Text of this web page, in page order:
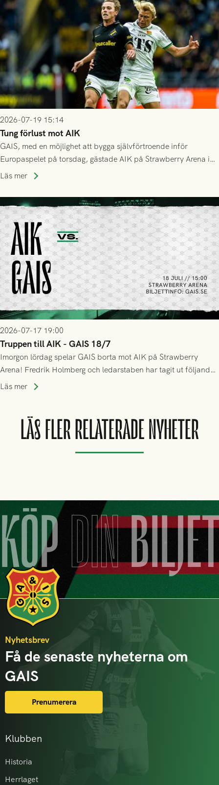
2026-07-19 15:14
Tung förlust mot AIK
GAIS, med en möjlighet att bygga självförtroende inför
Europaspelet på torsdag, gästade AIK på Strawberry Arena i
Stockholm . Men trots konstant hotande i första halvlek av
lyckades få in 2-0.
Läs mer
2026-07-17 19:00
Truppen till AIK - GAIS 18/7
Imorgon lördag spelar GAIS borta mot AIK på Strawberry
Arena! Fredrik Holmberg och ledarstaben har tagit ut följande
trupp till matchen:
Läs mer
LÄS FLER RELATERADE NYHETER
KÖPDIN
Klubben
Historia
Herrlaget
Nyhetsbrev
Få de senaste nyheterna om
GAIS
Prenumerera